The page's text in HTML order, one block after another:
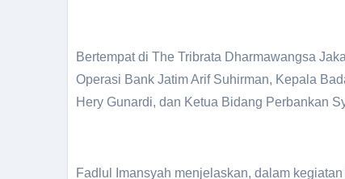
Bertempat di The Tribrata Dharmawangsa
Operasi Bank Jatim Arif Suhirman, Kepala
Hery Gunardi, dan Ketua Bidang Perbankan
Fadlul Imansyah menjelaskan, dalam